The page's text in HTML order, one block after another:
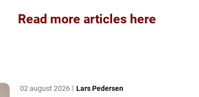
Read more articles here
02 august 2026 Lars Pedersen